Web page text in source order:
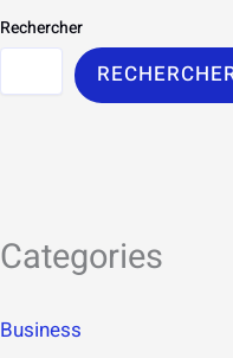
Rechercher
Categories
Business